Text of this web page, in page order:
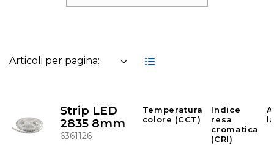
Articoli per pagina:
Strip LED
2835 8mm
6361126
Temperatura
colore (CCT)
Indice
resa
cromatica
(CRI)